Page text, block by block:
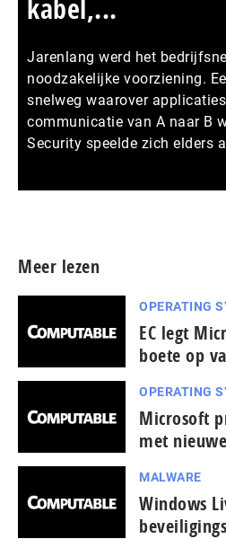
kabel,...
Jarenlang werd het
noodzakelijke voorziening.
snelweg waarover
communicatie van A naar B
Security speelde zich elders
Meer lezen
OPERATING
EC legt
boete op
OPERATING
Microsoft
met
MALWARE
Windows